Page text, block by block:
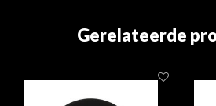
Gerelateerde